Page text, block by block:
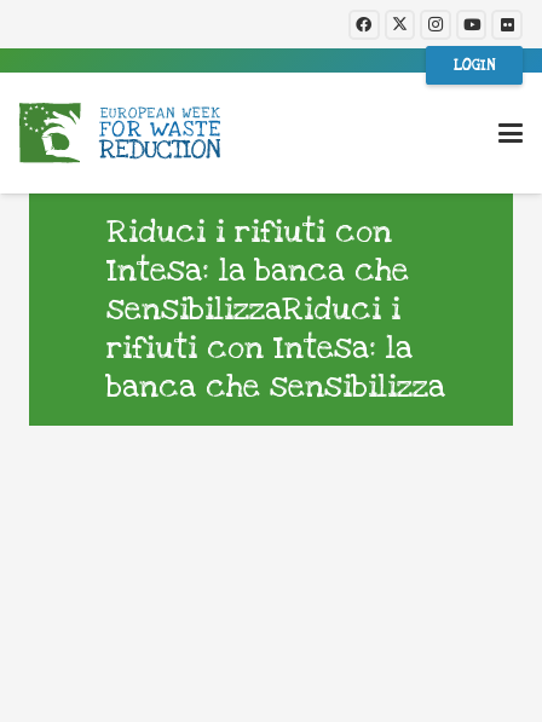
LOGIN
Riduci i rifiuti con
Intesa: la banca che
sensibilizzaRiduci i
rifiuti con Intesa: la
banca che sensibilizza